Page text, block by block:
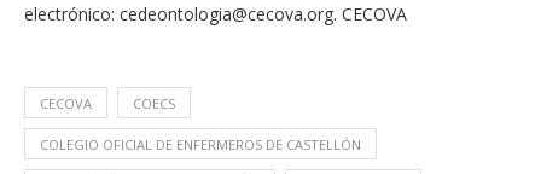
electrónico: cedeontologia@cecova.org. CECOVA
CECOVA COECS
COLEGIO OFICIAL DE ENFERMEROS DE CASTELLÓN